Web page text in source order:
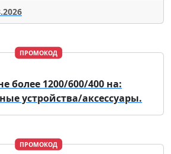
ПРОМОКОД
более 1200/600/400 на:
устройства/аксессуары.
ПРОМОКОД